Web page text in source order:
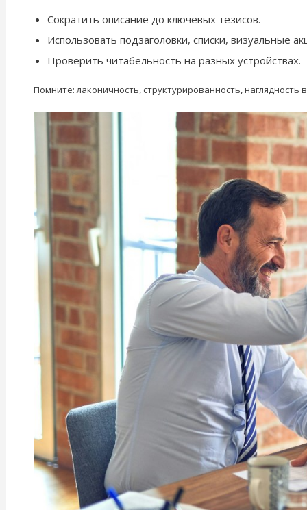
Сократить описание до ключевых тезисов.
Использовать подзаголовки, списки, визуальные
Проверить читабельность на разных устройствах.
Помните: лаконичность, структурированность, наглядность